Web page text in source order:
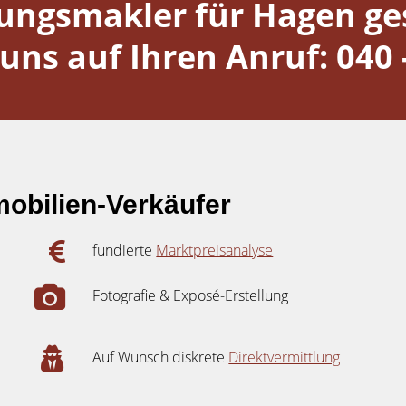
für Hagen
auf Ihren Anruf: 040
Verkäufer
fundierte Marktpreisanalyse
Fotografie & Exposé-Erstellung
Auf Wunsch diskrete Direktvermittlung